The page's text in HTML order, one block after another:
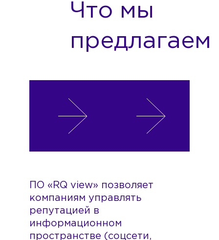
Что мы
предлагаем
Функциональные
характеристики
SaaS-
решения
Стоимость
Документация
ПО «RQ view» позволяет
компаниям управлять
репутацией в
информационном
пространстве (соцсети,